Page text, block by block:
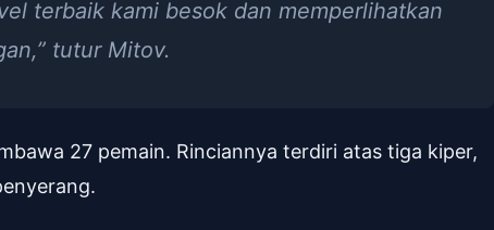
terbaik kami besok dan memperlihatkan
tutur Mitov.
27 pemain. Rinciannya terdiri atas tiga kiper,